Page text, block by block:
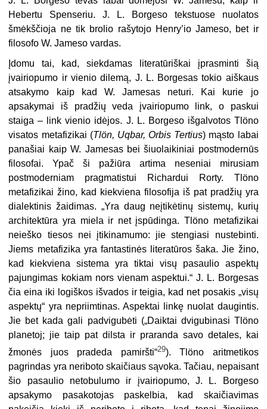
Hebertu Spenseriu. J. L. Borgeso tekstuose nuolatos
šmėkščioja ne tik brolio rašytojo Henry’io Jameso, bet ir
filosofo W. Jameso vardas.
Įdomu tai, kad, siekdamas literatūriškai įprasminti šią
įvairiopumo ir vienio dilemą, J. L. Borgesas tokio aiškaus
atsakymo kaip kad W. Jamesas neturi. Kai kurie jo
apsakymai iš pradžių veda įvairiopumo link, o paskui
staiga – link vienio idėjos. J. L. Borgeso išgalvotos Tlöno
visatos metafizikai (Tlön, Uqbar, Orbis Tertius) mąsto labai
panašiai kaip W. Jamesas bei šiuolaikiniai postmodernūs
filosofai. Ypač ši pažiūra artima neseniai mirusiam
postmoderniam pragmatistui Richardui Rorty. Tlöno
metafizikai žino, kad kiekviena filosofija iš pat pradžių yra
dialektinis žaidimas. „Yra daug neįtikėtinų sistemų, kurių
architektūra yra miela ir net įspūdinga. Tlöno metafizikai
neieško tiesos nei įtikinamumo: jie stengiasi nustebinti.
Jiems metafizika yra fantastinės literatūros šaka. Jie žino,
kad kiekviena sistema yra tiktai visų pasaulio aspektų
pajungimas kokiam nors vienam aspektui.“ J. L. Borgesas
čia eina iki logiškos išvados ir teigia, kad net posakis „visų
aspektų“ yra nepriimtinas. Aspektai linkę nuolat daugintis.
Jie bet kada gali padvigubėti („Daiktai dvigubinasi Tlöno
planetoj; jie taip pat dilsta ir praranda savo detales, kai
žmonės juos pradeda pamiršti“29). Tlöno aritmetikos
pagrindas yra neriboto skaičiaus sąvoka. Tačiau, nepaisant
šio pasaulio netobulumo ir įvairiopumo, J. L. Borgeso
apsakymo pasakotojas paskelbia, kad skaičiavimas